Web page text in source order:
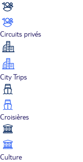
Circuits privés
City Trips
Croisières
Culture